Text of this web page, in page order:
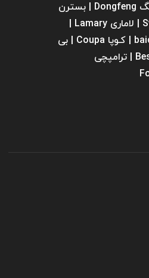
دیگنیتی Dignity | دانگ فنــگ Dongfeng | بسترن
فیدلیتی Fidelity | سابرینا ‌baic | کـوپا Coupa | بی
وای دی BYD | بسترن Besturn | ترامپچی